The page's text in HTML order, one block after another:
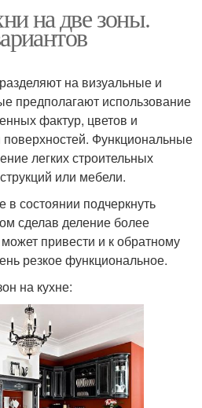
на две зоны.
на визуальные и
предполагают использование
фактур, цветов и
поверхностей. Функциональные
легких строительных
или мебели.
в состоянии подчеркнуть
сделав деление более
привести и к обратному
резкое функциональное.
на кухне: